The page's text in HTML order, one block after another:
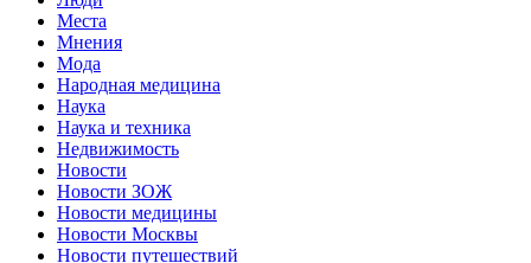
Места
Мнения
Мода
Народная медицина
Наука
Наука и техника
Недвижимость
Новости
Новости ЗОЖ
Новости медицины
Новости Москвы
Новости путешествий